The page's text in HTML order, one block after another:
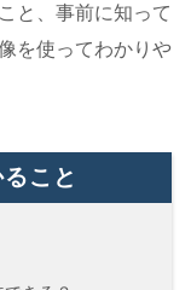
と、事前に知って
を使ってわかりや
こと